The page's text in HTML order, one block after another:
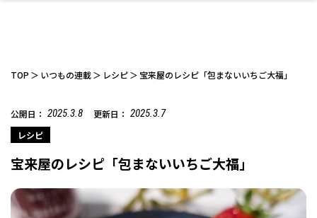
開成山公園
ファッション
お仕事探し
家づくり
TOP いつもの連載 レシピ 宝来屋のレシピ「包まないいちご大福」
公開日： 2025.3.8 更新日： 2025.3.7
レシピ
宝来屋のレシピ「包まないいちご大福」